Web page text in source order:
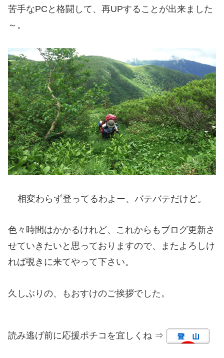
苦手なPCと格闘して、再UPすることが出来ました
～。
相変わらず登ってるわよー、バテバテだけど。
色々時間はかかるけれど、これからもブログ更新さ
せていきたいと思っておりますので、またよろしけ
れば覗きに来てやって下さい。
久しぶりの、もおすけのご挨拶でした。
読み逃げ前に応援ポチコを宜しくね ⇒